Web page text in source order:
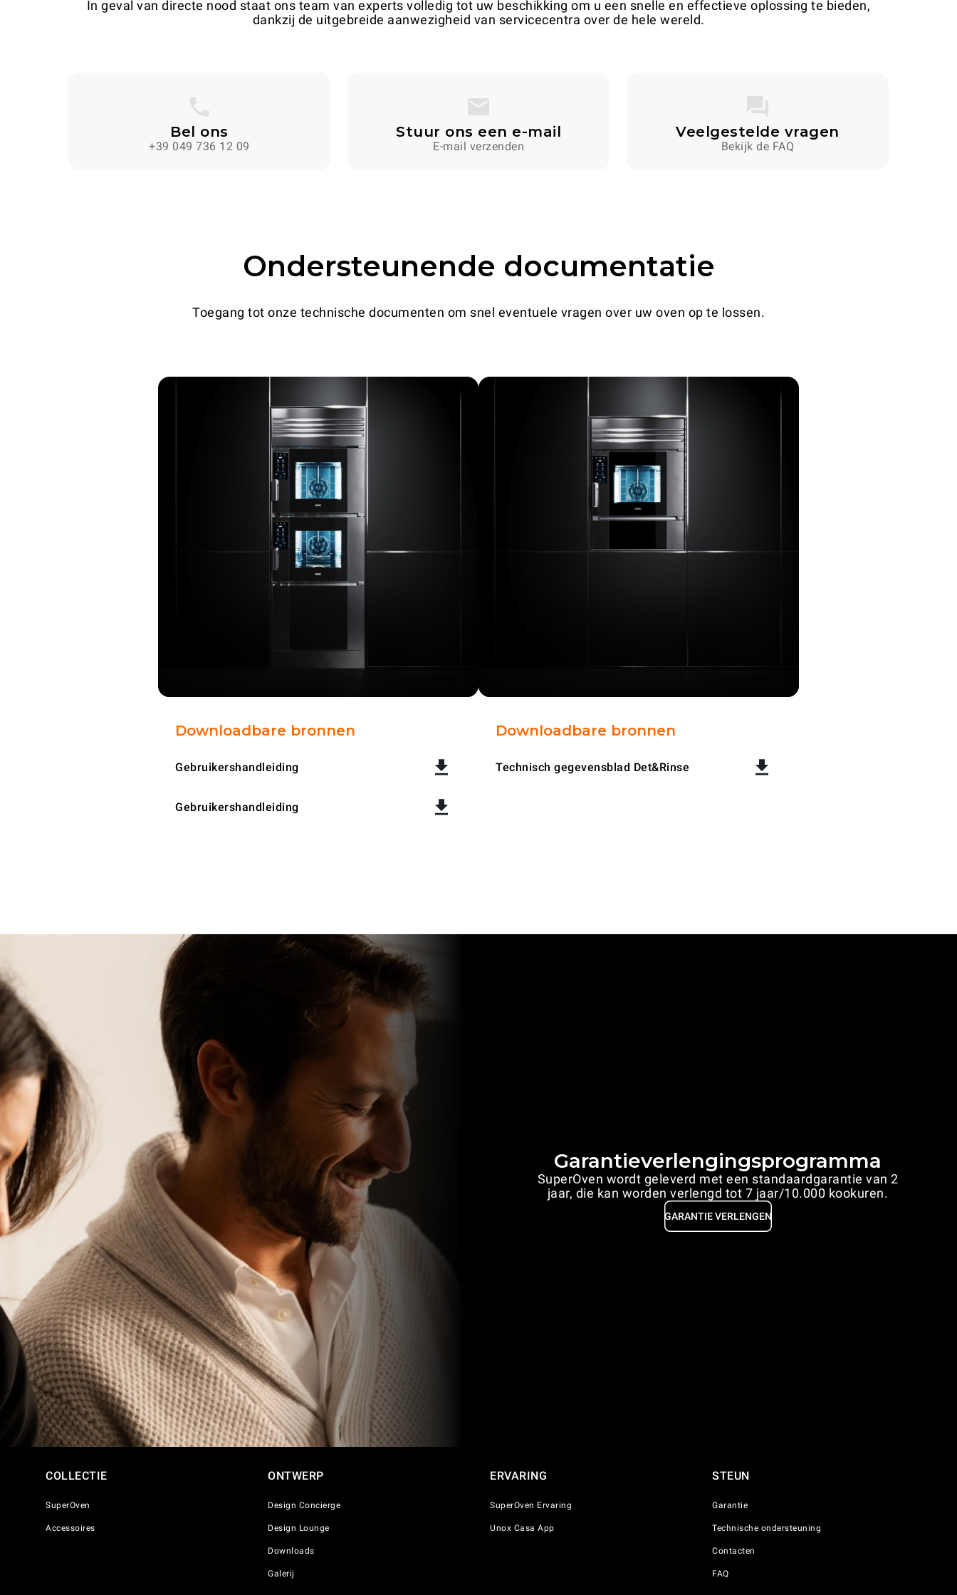
In geval van directe nood staat ons team van experts volledig tot uw beschikking om u een snelle en effectieve oplossing te bieden,
dankzij de uitgebreide aanwezigheid van servicecentra over de hele wereld.
Bel ons
+39 049 736 12 09
Stuur ons een e-mail
E-mail verzenden
Veelgestelde vragen
Bekijk de FAQ
Ondersteunende documentatie
Toegang tot onze technische documenten om snel eventuele vragen over uw oven op te lossen.
Downloadbare bronnen
Gebruikershandleiding
Gebruikershandleiding
Downloadbare bronnen
Technisch gegevensblad Det&Rinse
Garantieverlengingsprogramma
SuperOven wordt geleverd met een standaardgarantie van 2
jaar, die kan worden verlengd tot 7 jaar/10.000 kookuren.
GARANTIE VERLENGEN
COLLECTIE
SuperOven
Accessoires
ONTWERP
Design Concierge
Design Lounge
Downloads
Galerij
ERVARING
SuperOven Ervaring
Unox Casa App
STEUN
Garantie
Technische ondersteuning
Contacten
FAQ